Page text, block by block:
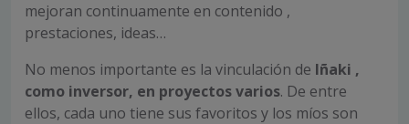
mejoran continuamente en contenido ,
prestaciones, ideas…
No menos importante es la vinculación de Iñaki ,
como inversor, en proyectos varios. De entre
ellos, cada uno tiene sus favoritos y los míos son